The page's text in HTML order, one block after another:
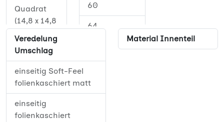
Quadrat
(14,8 x 14,8
Quadrat XL
17 x 24 cm
60
64
76
Veredelung
Umschlag
einseitig Soft-Feel
folienkaschiert matt
einseitig
folienkaschiert
Material Innenteil